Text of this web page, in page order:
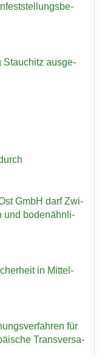
Stau­chitz aus­ge­
GmbH darf Zwi­
und bo­den­ähn­li­
in Mittel-​
für
Trans­ver­sa­